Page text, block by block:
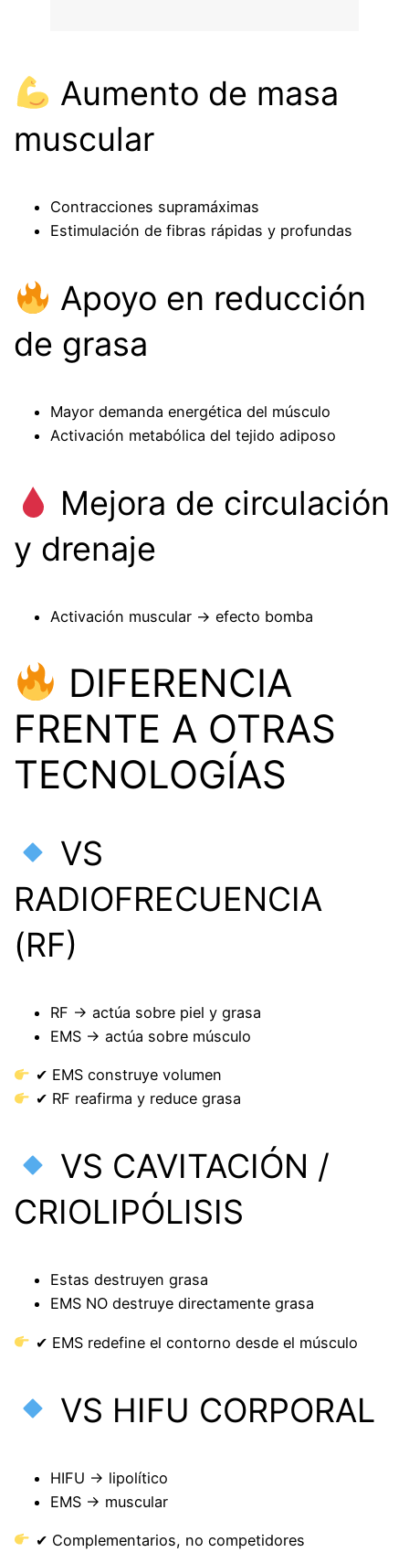
Aumento de masa
muscular
Contracciones supramáximas
Estimulación de fibras rápidas y profundas
Apoyo en reducción
de grasa
Mayor demanda energética del músculo
Activación metabólica del tejido adiposo
Mejora de circulación
y drenaje
Activación muscular → efecto bomba
DIFERENCIA
FRENTE A OTRAS
TECNOLOGÍAS
VS
RADIOFRECUENCIA
(RF)
RF → actúa sobre piel y grasa
EMS → actúa sobre músculo
✔ EMS construye volumen
✔ RF reafirma y reduce grasa
VS CAVITACIÓN /
CRIOLIPÓLISIS
Estas destruyen grasa
EMS NO destruye directamente grasa
✔ EMS redefine el contorno desde el músculo
VS HIFU CORPORAL
HIFU → lipolítico
EMS → muscular
✔ Complementarios, no competidores